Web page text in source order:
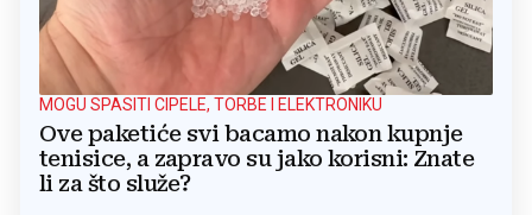
MOGU SPASITI CIPELE, TORBE I ELEKTRONIKU
Ove paketiće svi bacamo nakon kupnje
tenisice, a zapravo su jako korisni: Znate
li za što služe?